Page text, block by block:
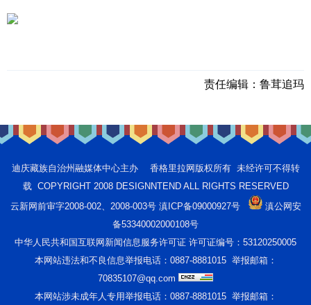
责任编辑： 鲁茸追玛
迪庆藏族自治州融媒体中心主办 香格里拉网版权所有 未经许可不得转
载 COPYRIGHT 2008 DESIGNNTEND ALL RIGHTS RESERVED
云新网前审字2008-002、2008-003号 滇ICP备09000927号
滇公网安
备53340002000108号
中华人民共和国互联网新闻信息服务许可证 许可证编号：53120250005
本网站违法和不良信息举报电话：0887-8881015 举报邮箱：
70835107@qq.com
本网站涉未成年人专用举报电话：0887-8881015 举报邮箱：